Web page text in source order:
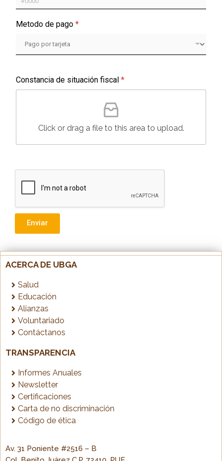
t
e
S
a
t
1
Metodo de pago *
*
T
n
r
*
Constancia de situación fiscal *
Click or drag a file to this area to upload.
Enviar
ACERCA DE UBGA
Salud
Educación
Alianzas
Voluntariado
Contáctanos
TRANSPARENCIA
Informes Anuales
Newsletter
Certificaciones
Carta de no discriminación
Código de ética
Av. 31 Poniente #2516 – B